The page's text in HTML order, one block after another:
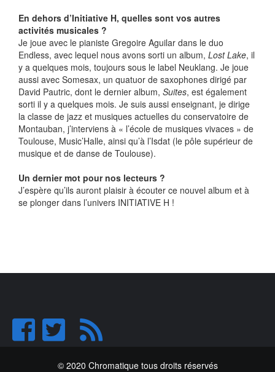
En dehors d’Initiative H, quelles sont vos autres
activités musicales ?
Je joue avec le pianiste Gregoire Aguilar dans le duo
Endless, avec lequel nous avons sorti un album, Lost Lake, il
y a quelques mois, toujours sous le label Neuklang. Je joue
aussi avec Somesax, un quatuor de saxophones dirigé par
David Pautric, dont le dernier album, Suites, est également
sorti il y a quelques mois. Je suis aussi enseignant, je dirige
la classe de jazz et musiques actuelles du conservatoire de
Montauban, j’interviens à « l’école de musiques vivaces » de
Toulouse, Music’Halle, ainsi qu’à l’Isdat (le pôle supérieur de
musique et de danse de Toulouse).
Un dernier mot pour nos lecteurs ?
J’espère qu’ils auront plaisir à écouter ce nouvel album et à
se plonger dans l’univers INITIATIVE H !
© 2020 Chromatique tous droits réservés